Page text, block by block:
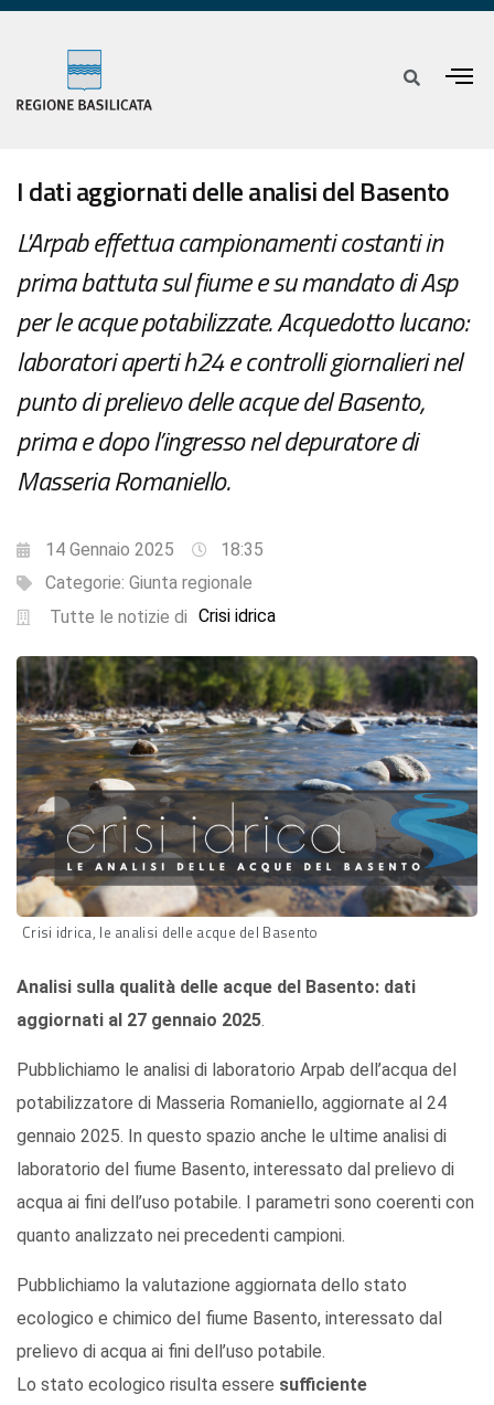
I dati aggiornati delle analisi del Basento
L'Arpab effettua campionamenti costanti in
prima battuta sul fiume e su mandato di Asp
per le acque potabilizzate. Acquedotto lucano:
laboratori aperti h24 e controlli giornalieri nel
punto di prelievo delle acque del Basento,
prima e dopo l’ingresso nel depuratore di
Masseria Romaniello.
14 Gennaio 2025
18:35
Categorie: Giunta regionale
Tutte le notizie di Crisi idrica
Crisi idrica, le analisi delle acque del Basento
Analisi sulla qualità delle acque del Basento: dati
aggiornati al 27 gennaio 2025.
Pubblichiamo le analisi di laboratorio Arpab dell’acqua del
potabilizzatore di Masseria Romaniello, aggiornate al 24
gennaio 2025. In questo spazio anche le ultime analisi di
laboratorio del fiume Basento, interessato dal prelievo di
acqua ai fini dell’uso potabile. I parametri sono coerenti con
quanto analizzato nei precedenti campioni.
Pubblichiamo la valutazione aggiornata dello stato
ecologico e chimico del fiume Basento, interessato dal
prelievo di acqua ai fini dell’uso potabile.
Lo stato ecologico risulta essere sufficiente